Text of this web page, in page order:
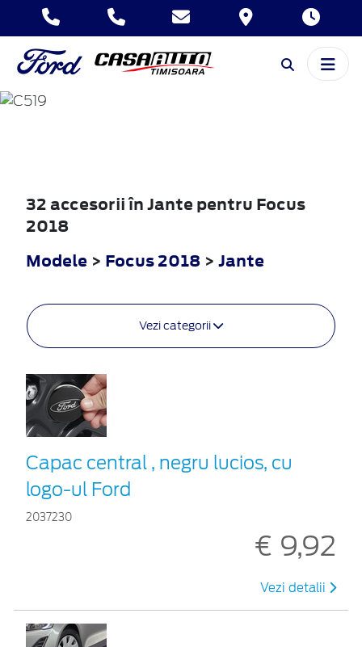
FOCUS
32 accesorii în Jante pentru Focus
2018
Modele > Focus 2018 > Jante
Vezi categorii
Capac central , negru lucios, cu
logo-ul Ford
2037230
€ 9,92
Vezi detalii